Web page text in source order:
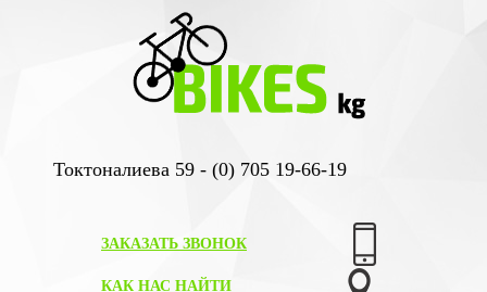
Токтоналиева 59 - (0) 705 19-66-19
ЗАКАЗАТЬ ЗВОНОК
КАК НАС НАЙТИ